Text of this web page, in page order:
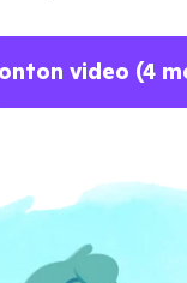
video (4